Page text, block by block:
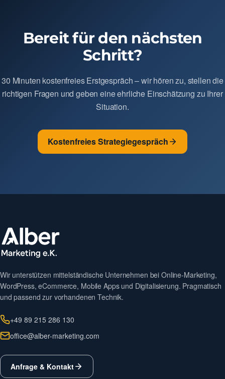
Bereit für den nächsten
Schritt?
30 Minuten kostenfreies Erstgespräch – wir hören zu, stellen die
richtigen Fragen und geben eine ehrliche Einschätzung zu Ihrer
Situation.
Kostenfreies Strategiegespräch
Wir unterstützen mittelständische Unternehmen bei Online-Marketing,
WordPress, eCommerce, Mobile Apps und Digitalisierung. Pragmatisch
und passend zur vorhandenen Technik.
+49 89 215 286 130
office@alber-marketing.com
Anfrage & Kontakt